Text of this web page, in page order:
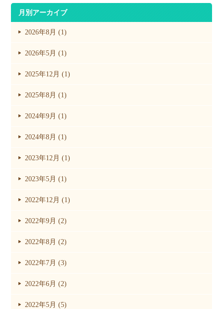
月別アーカイブ
2026年8月 (1)
2026年5月 (1)
2025年12月 (1)
2025年8月 (1)
2024年9月 (1)
2024年8月 (1)
2023年12月 (1)
2023年5月 (1)
2022年12月 (1)
2022年9月 (2)
2022年8月 (2)
2022年7月 (3)
2022年6月 (2)
2022年5月 (5)